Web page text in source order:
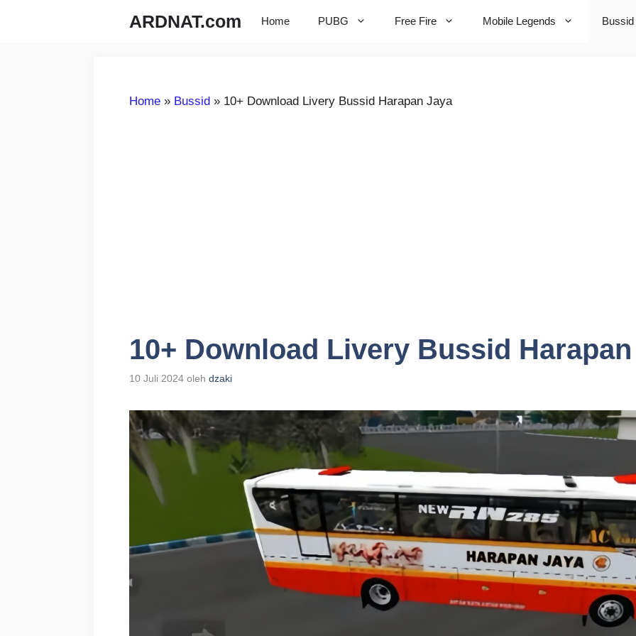
ARDNAT.com Home PUBG Free Fire Mobile Legends Bussid
Home » Bussid » 10+ Download Livery Bussid Harapan Jaya
10+ Download Livery Bussid
10 Juli 2024 oleh dzaki